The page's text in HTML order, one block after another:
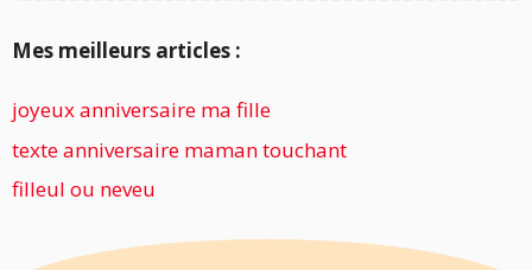
Mes meilleurs articles :
joyeux anniversaire ma fille
texte anniversaire maman touchant
filleul ou neveu